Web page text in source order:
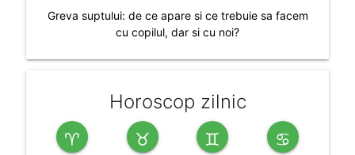
Greva suptului: de ce apare si ce trebuie sa facem
cu copilul, dar si cu noi?
Horoscop zilnic
♈ ♉ ♊ ♋